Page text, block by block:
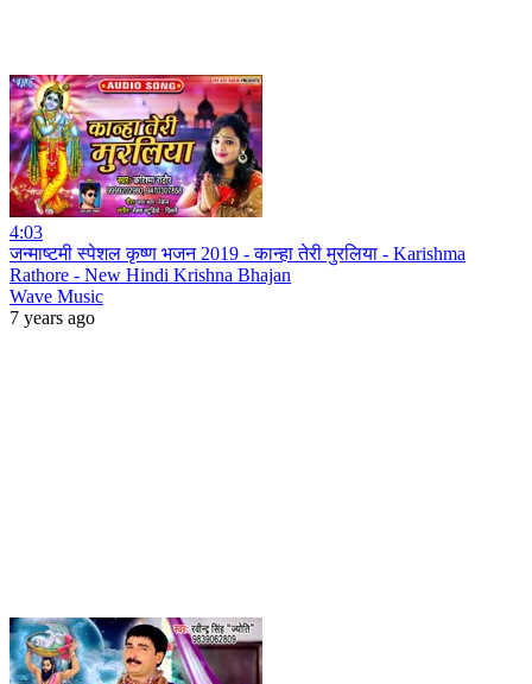
4:03
जन्माष्टमी स्पेशल कृष्ण भजन 2019 - कान्हा तेरी मुरलिया - Karishma
Rathore - New Hindi Krishna Bhajan
Wave Music
7 years ago